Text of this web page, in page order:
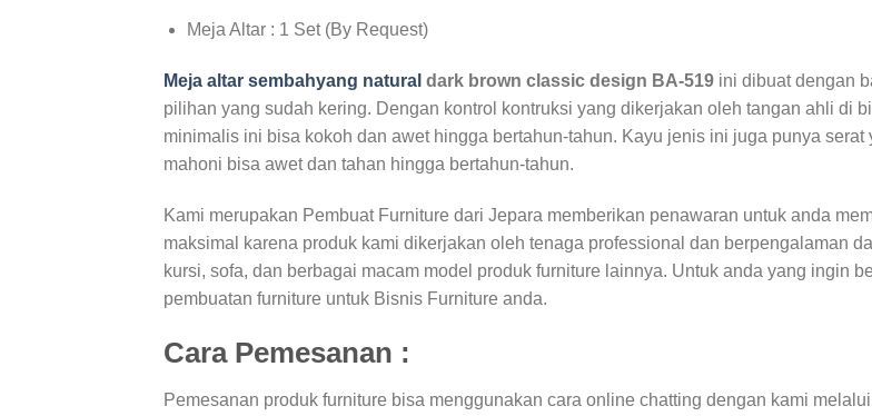
Meja Altar : 1 Set (By Request)
Meja altar sembahyang natural dark brown classic design BA-519 ini dibuat dengan
pilihan yang sudah kering. Dengan kontrol kontruksi yang dikerjakan oleh tangan ahli di
minimalis ini bisa kokoh dan awet hingga bertahun-tahun. Kayu jenis ini juga punya
mahoni bisa awet dan tahan hingga bertahun-tahun.
Kami merupakan Pembuat Furniture dari Jepara memberikan penawaran untuk anda
maksimal karena produk kami dikerjakan oleh tenaga professional dan berpengalaman
kursi, sofa, dan berbagai macam model produk furniture lainnya. Untuk anda yang ingin
pembuatan furniture untuk Bisnis Furniture anda.
Cara Pemesanan :
Pemesanan produk furniture bisa menggunakan cara online chatting dengan kami